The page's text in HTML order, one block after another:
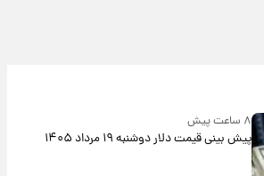
۸ ساعت پیش
پیش‌ بینی قیمت دلار دوشنبه ۱۹ مرداد ۱۴۰۵